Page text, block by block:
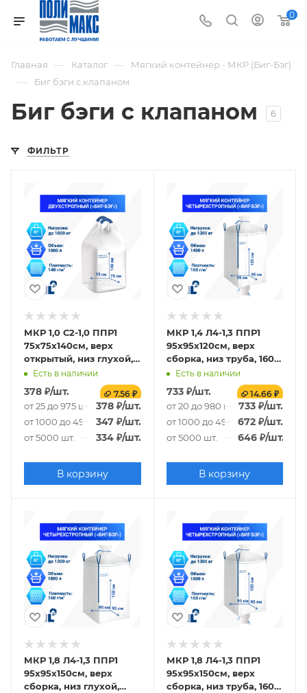
0
Главная — Каталог — Мягкий контейнер - МКР (Биг-Бэг)
— Биг бэги с клапаном
Биг бэги с клапаном 6
ФИЛЬТР
МКР 1,0 С2-1,0 ППР1
75х75х140см, верх
открытый, низ глухой,
140г/м2
Есть в наличии
378 ₽/шт. 7.56 ₽
от 25 до 975 шт. 378₽/шт.
от 1000 до 4975 шт.
347₽/шт.
от 5000 шт. 334₽/шт.
В корзину
МКР 1,4 Л4-1,3 ППР1
95х95х120см, верх
сборка, низ труба, 160г/
м2Есть в наличии
733₽/шт. 14.66 ₽
от 20 до 980 шт. 733 ₽/шт.
от 1000 до 4980 шт.
672 ₽/шт.
от 5000 шт. 646₽/шт.
В корзину
МКР 1,8 Л4-1,3 ППР1
95х95х150см, верх
сборка, низ глухой,
МКР 1,8 Л4-1,3 ППР1
95х95х150см, верх
сборка, низ труба, 160г/